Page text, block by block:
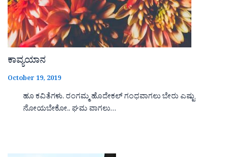
ಕಾವ್ಯಯಾನ
October 19, 2019
ಹೂ ಕವಿತೆಗಳು. ರಂಗಮ್ಮ ಹೊದೇಕಲ್ ಗಂಧವಾಗಲು ಬೇರು ಎಷ್ಟು
ನೋಯಬೇಕೋ.. ಘಮ ವಾಗಲು…